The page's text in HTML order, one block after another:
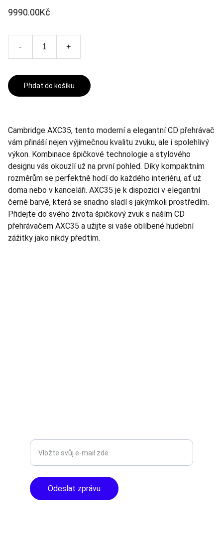
9990.00Kč
- +
Přidat do košíku
Cambridge AXC35, tento moderní a elegantní CD přehrávač
vám přináší nejen výjimečnou kvalitu zvuku, ale i spolehlivý
výkon. Kombinace špičkové technologie a stylového
designu vás okouzlí už na první pohled. Díky kompaktním
rozměrům se perfektně hodí do každého interiéru, ať už
doma nebo v kanceláři. AXC35 je k dispozici v elegantní
černé barvě, která se snadno sladí s jakýmkoli prostředím.
Přidejte do svého života špičkový zvuk s naším CD
přehrávačem AXC35 a užijte si vaše oblíbené hudební
zážitky jako nikdy předtím.
Odeslat zprávu